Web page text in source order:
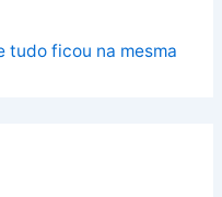
tudo ficou na mesma